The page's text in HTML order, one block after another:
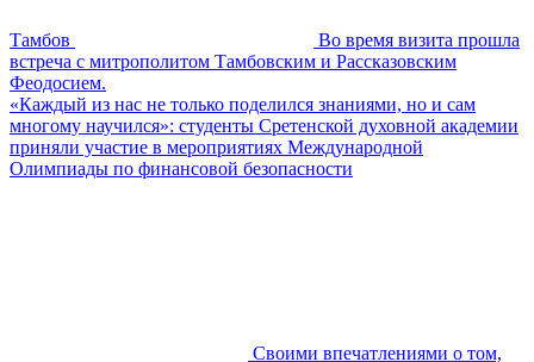
Тамбов
Во время визита прошла
встреча с митрополитом Тамбовским и Рассказовским
Феодосием.
«Каждый из нас не только поделился знаниями, но и сам
многому научился»: студенты Сретенской духовной академии
приняли участие в мероприятиях Международной
Олимпиады по финансовой безопасности
Своими впечатлениями о том,